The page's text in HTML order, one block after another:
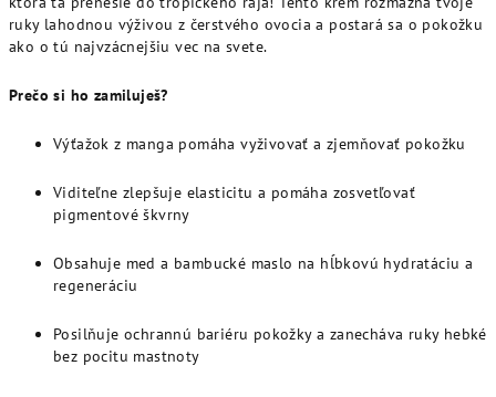
ruky lahodnou výživou z čerstvého ovocia a postará sa o pokožku
ako o tú najvzácnejšiu vec na svete.
Prečo si ho zamiluješ?
Výťažok z manga pomáha vyživovať a zjemňovať pokožku
Viditeľne zlepšuje elasticitu a pomáha zosvetľovať
pigmentové škvrny
Obsahuje med a bambucké maslo na hĺbkovú hydratáciu a
regeneráciu
Posilňuje ochrannú bariéru pokožky a zanecháva ruky hebké
bez pocitu mastnoty